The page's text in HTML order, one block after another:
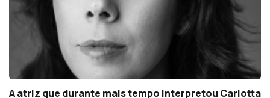
A atriz que durante mais tempo interpretou Carlotta